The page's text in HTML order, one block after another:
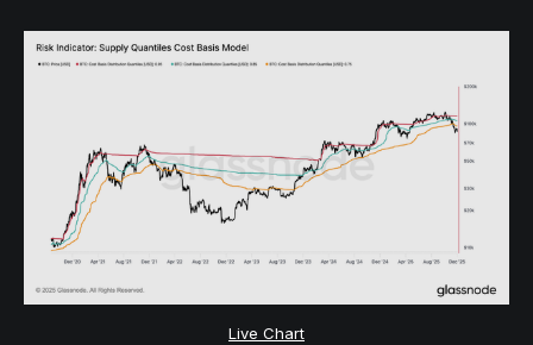
Live Chart